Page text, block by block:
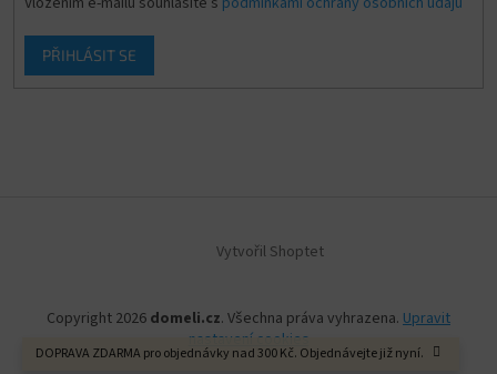
DOPRAVA ZDARMA pro objednávky nad 300 Kč. Objednávejte již nyní.
PŘIHLÁSIT SE
Vytvořil Shoptet
Copyright 2026 domeli.cz. Všechna práva vyhrazena. Upravit
nastavení cookies